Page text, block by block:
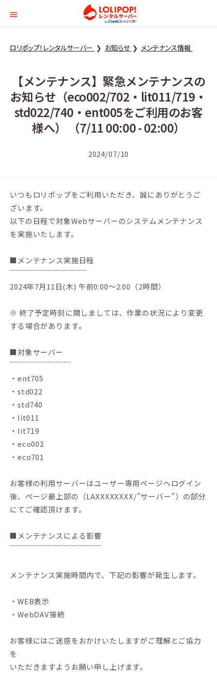
ロリポップ！レンタル
ロリポップ！レンタルサーバー お知らせ メンテナンス情報
【メンテナンス】緊急メンテナンスの
お知らせ（eco002/702・lit011/719・
std022/740・ent005をご利用のお客
様へ） （7/11 00:00 - 02:00）
2024/07/10
いつもロリポップをご利用いただき、誠にありがとうご
ざいます。
以下の日程で対象Webサーバーのシステムメンテナンス
を実施いたします。
■メンテナンス実施日程
￣￣￣￣￣￣￣￣￣￣
2024年7月11日(木) 午前0:00～2:00（2時間）
※ 終了予定時刻に関しましては、作業の状況により変更
する場合があります。
■対象サーバー
￣￣￣￣￣￣￣￣
・ent705
・std022
・std740
・lit011
・lit719
・eco002
・eco701
お客様の利用サーバーはユーザー専用ページへログイン
後、ページ最上部の（LAXXXXXXXX/"サーバー"）の部分
にてご確認頂けます。
■メンテナンスによる影響
￣￣￣￣￣￣￣￣￣￣￣￣
メンテナンス実施時間内で、下記の影響が発生します。
・WEB表示
・WebDAV接続
お客様にはご迷惑をおかけいたしますがご理解とご協力
を
いただきますようお願い申し上げます。